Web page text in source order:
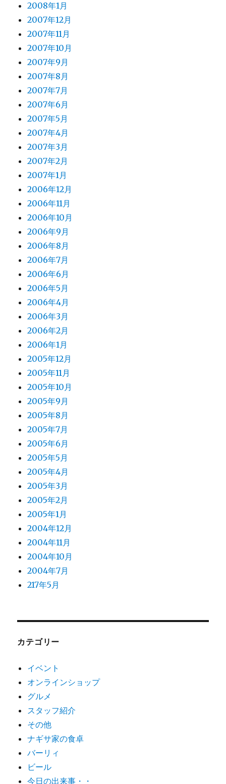
2008年1月
2007年12月
2007年11月
2007年10月
2007年9月
2007年8月
2007年7月
2007年6月
2007年5月
2007年4月
2007年3月
2007年2月
2007年1月
2006年12月
2006年11月
2006年10月
2006年9月
2006年8月
2006年7月
2006年6月
2006年5月
2006年4月
2006年3月
2006年2月
2006年1月
2005年12月
2005年11月
2005年10月
2005年9月
2005年8月
2005年7月
2005年6月
2005年5月
2005年4月
2005年3月
2005年2月
2005年1月
2004年12月
2004年11月
2004年10月
2004年7月
217年5月
カテゴリー
イベント
オンラインショップ
グルメ
スタッフ紹介
その他
ナギサ家の食卓
バーリィ
ビール
今日の出来事・・